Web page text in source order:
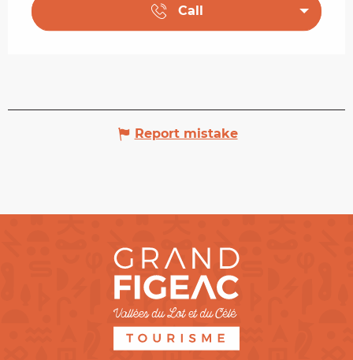
Call
Report mistake